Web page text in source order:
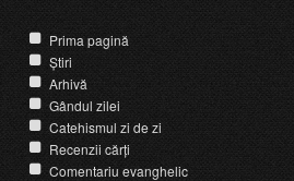
Prima pagină
Știri
Arhivă
Gândul zilei
Catehismul zi de zi
Recenzii cărți
Comentariu evanghelic